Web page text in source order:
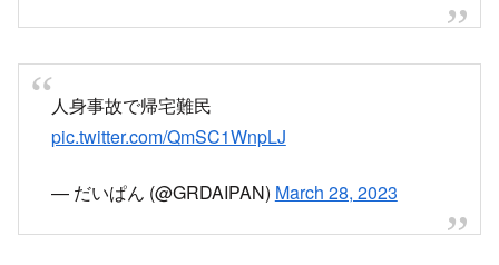
人身事故で帰宅難民
pic.twitter.com/QmSC1WnpLJ
— だいぱん (@GRDAIPAN) March 28, 2023